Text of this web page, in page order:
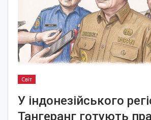
Світ
У індонезійського
Тангеранг готують